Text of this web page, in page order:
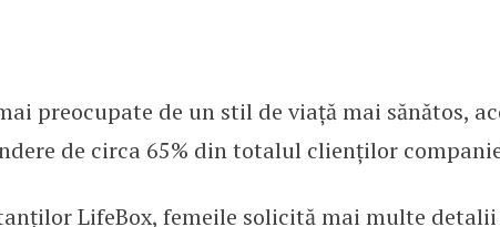
preocupate decât bărbații de
preocupate de un stil de viață mai sănătos,
de circa 65% din totalul clienților
LifeBox, femeile solicită mai multe detalii